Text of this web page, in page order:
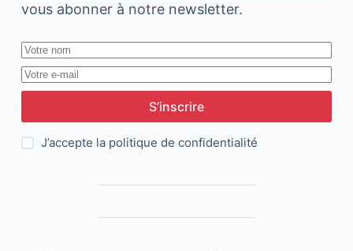
vous abonner à notre newsletter.
S’inscrire
J’accepte la politique de confidentialité